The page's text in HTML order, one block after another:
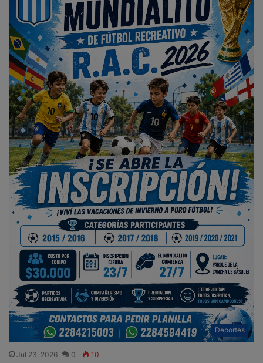
Deportes
Jul 23, 2026 0 10